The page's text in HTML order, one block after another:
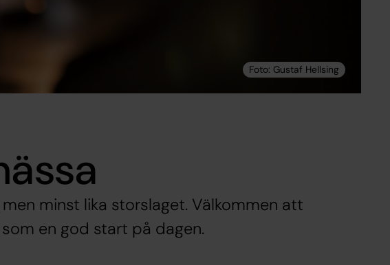
minst lika storslaget. Välkommen att
en god start på dagen.